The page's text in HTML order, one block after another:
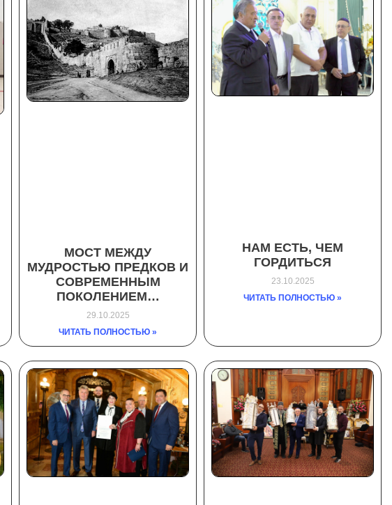
МОСТ МЕЖДУ
МУДРОСТЬЮ ПРЕДКОВ И
СОВРЕМЕННЫМ
ПОКОЛЕНИЕМ…
29.10.2025
ЧИТАТЬ ПОЛНОСТЬЮ »
НАМ ЕСТЬ, ЧЕМ
ГОРДИТЬСЯ
23.10.2025
ЧИТАТЬ ПОЛНОСТЬЮ »